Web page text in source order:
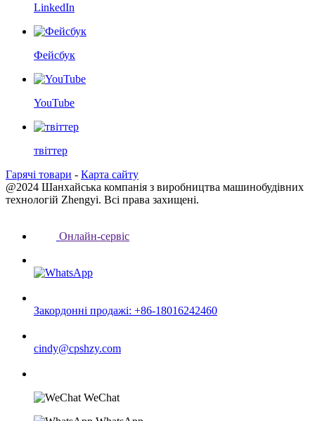
LinkedIn
Фейсбук
YouTube
твіттер
Гарячі товари - Карта сайту
@2024 Шанхайська компанія з виробництва машинобудівних
технологій Zhengyi. Всі права захищені.
Онлайн-сервіс
Закордонні продажі: +86-18016242460
cindy@cpshzy.com
WeChat